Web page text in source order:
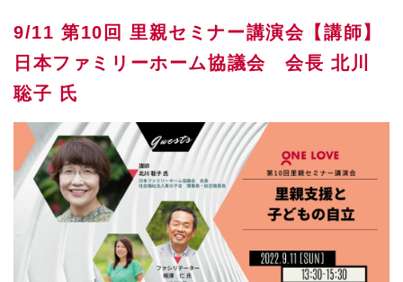
9/11 第10回 里親セミナー講演会【講師】
日本ファミリーホーム協議会 会長 北川
聡子 氏